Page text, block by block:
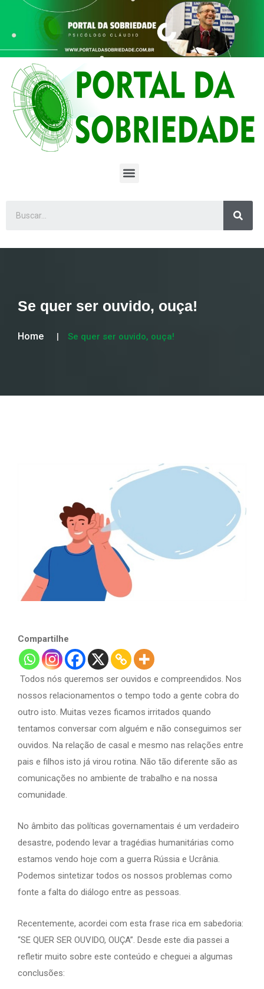
Se quer ser ouvido, ouça!
Home Se quer ser ouvido, ouça!
Compartilhe
Todos nós queremos ser ouvidos e compreendidos. Nos
nossos relacionamentos o tempo todo a gente cobra do
outro isto. Muitas vezes ficamos irritados quando
tentamos conversar com alguém e não conseguimos ser
ouvidos. Na relação de casal e mesmo nas relações entre
pais e filhos isto já virou rotina. Não tão diferente são as
comunicações no ambiente de trabalho e na nossa
comunidade.
No âmbito das políticas governamentais é um verdadeiro
desastre, podendo levar a tragédias humanitárias como
estamos vendo hoje com a guerra Rússia e Ucrânia.
Podemos sintetizar todos os nossos problemas como
fonte a falta do diálogo entre as pessoas.
Recentemente, acordei com esta frase rica em sabedoria:
“SE QUER SER OUVIDO, OUÇA”. Desde este dia passei a
refletir muito sobre este conteúdo e cheguei a algumas
conclusões: